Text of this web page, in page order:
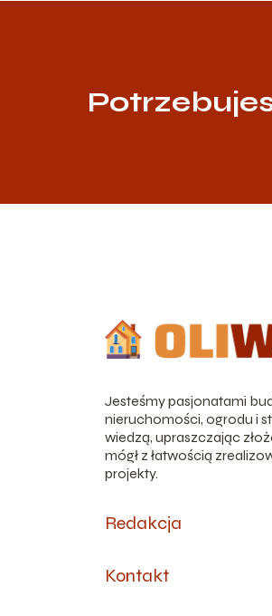
Jesteśmy pasjonatami
nieruchomości, ogrodu i
wiedzą, upraszczając
mógł z łatwością
projekty.
Redakcja
Kontakt